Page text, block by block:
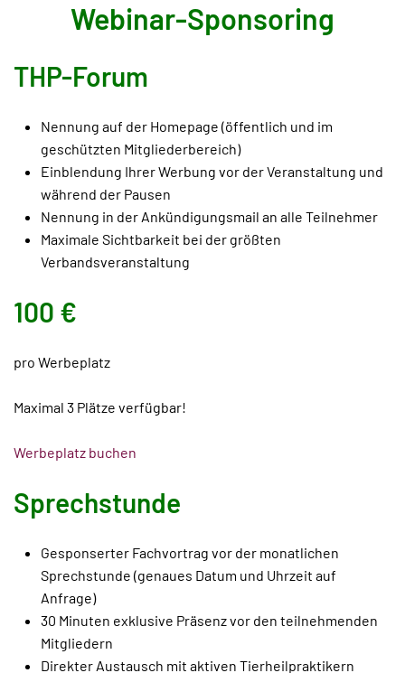
Webinar-Sponsoring
THP-Forum
Nennung auf der Homepage (öffentlich und im
geschützten Mitgliederbereich)
Einblendung Ihrer Werbung vor der Veranstaltung und
während der Pausen
Nennung in der Ankündigungsmail an alle Teilnehmer
Maximale Sichtbarkeit bei der größten
Verbandsveranstaltung
100 €
pro Werbeplatz
Maximal 3 Plätze verfügbar!
Werbeplatz buchen
Sprechstunde
Gesponserter Fachvortrag vor der monatlichen
Sprechstunde (genaues Datum und Uhrzeit auf
Anfrage)
30 Minuten exklusive Präsenz vor den teilnehmenden
Mitgliedern
Direkter Austausch mit aktiven Tierheilpraktikern